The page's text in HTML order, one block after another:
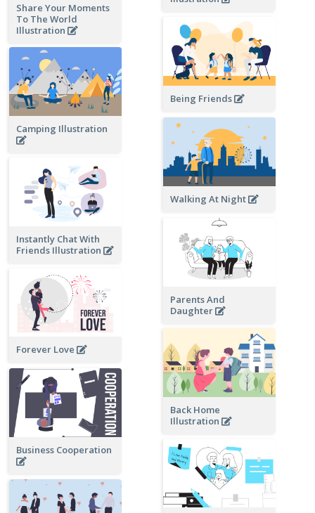
Share Your Moments
To The World
Illustration
Being Friends
Camping Illustration
Walking At Night
Instantly Chat With
Friends Illustration
Parents And
Daughter
Forever Love
Back Home
Illustration
Business Cooperation